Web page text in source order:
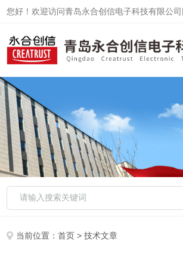
您好！欢迎访问青岛永合创信电子科技有限公司
当前位置：首页 > 技术文章